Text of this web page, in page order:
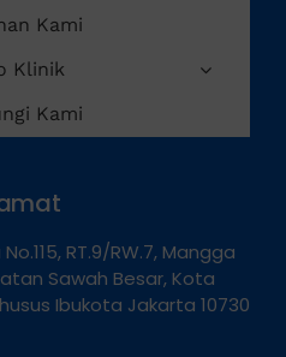
Kami
Klinik
Kami
RT.9/RW.7, Mangga
Sawah Besar, Kota
Ibukota Jakarta 10730